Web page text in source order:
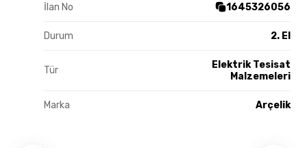
İlan No 1645326056
Durum 2. El
Tür
Elektrik Tesisat
Malzemeleri
Marka Arçelik